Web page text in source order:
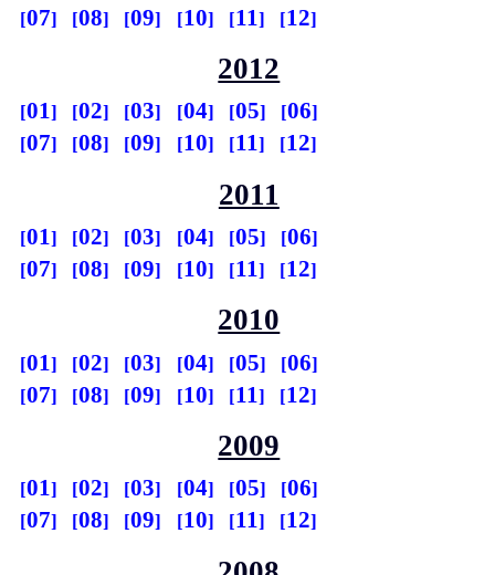
07
08 09 10 11 12
2012
01 02 03 04 05
06
07
08 09 10 11 12
2011
01 02 03 04 05
06
07
08 09 10 11 12
2010
01 02 03 04 05
06
07
08 09 10 11 12
2009
01 02 03 04 05
06
07
08 09 10 11 12